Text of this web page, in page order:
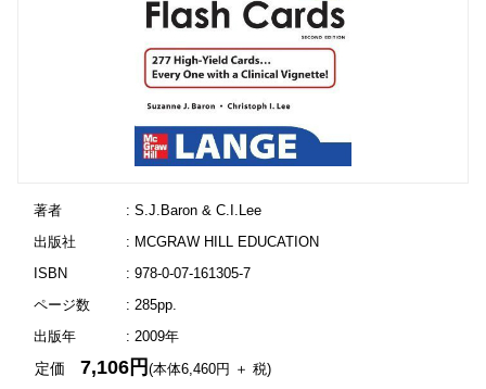
著者
: S.J.Baron & C.I.Lee
出版社
: MCGRAW HILL EDUCATION
ISBN
: 978-0-07-161305-7
ページ数
: 285pp.
出版年
: 2009年
定価7,106円(本体6,460円 ＋ 税)